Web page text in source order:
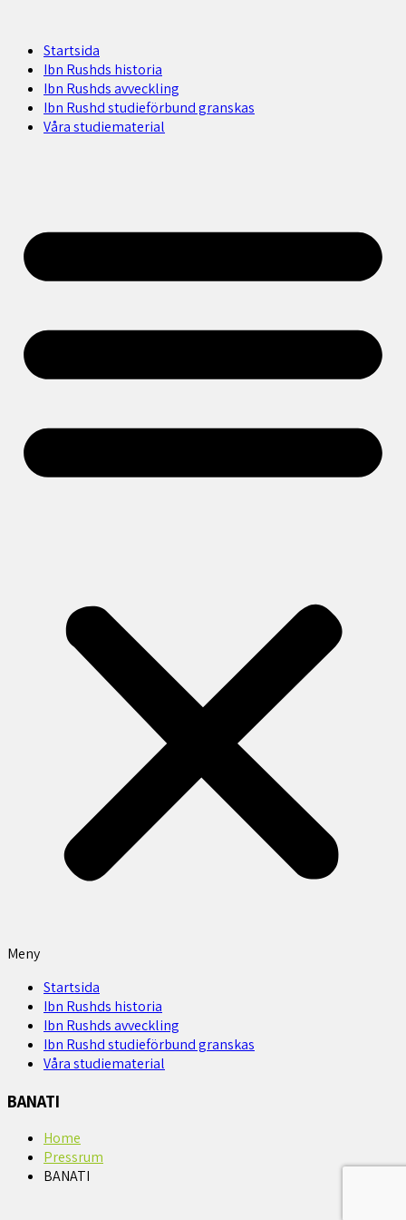
Startsida
Ibn Rushds historia
Ibn Rushds avveckling
Ibn Rushd studieförbund granskas​
Våra studiematerial
Meny
Startsida
Ibn Rushds historia
Ibn Rushds avveckling
Ibn Rushd studieförbund granskas​
Våra studiematerial
BANATI
Home
Pressrum
BANATI